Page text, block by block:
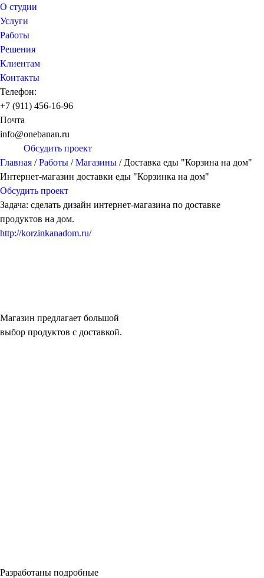
О студии
Услуги
Работы
Решения
Клиентам
Контакты
Телефон:
+7 (911) 456-16-96
Почта
info@onebanan.ru
Обсудить проект
Главная /Работы /Магазины / Доставка еды "Корзина на дом"
Интернет-магазин доставки еды "Корзинка на дом"
Обсудить проект
Задача: сделать дизайн интернет-магазина по доставке
продуктов на дом.
http://korzinkanadom.ru/
Магазин предлагает большой
выбор продуктов с доставкой.
Разработаны подробные